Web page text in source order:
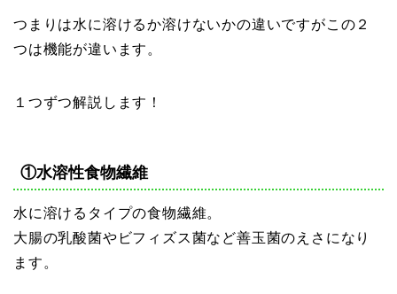
つまりは水に溶けるか溶けないかの違いですがこの２
つは機能が違います。
１つずつ解説します！
①水溶性食物繊維
水に溶けるタイプの食物繊維。
大腸の乳酸菌やビフィズス菌など善玉菌のえさになり
ます。